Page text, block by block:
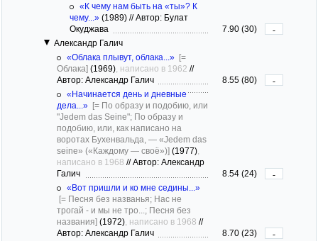
«К чему нам быть на «ты»? К
чему...» (1989) //Автор: Булат
Окуджава
7.90 (30)
-
Александр Галич
«Облака плывут, облака...» [=
Облака] (1969) , написано в 1962 //
Автор: Александр Галич
8.55 (80)
-
«Начинается день и дневные
дела...» [= По образу и подобию, или
"Jedem das Seine"; По образу и
подобию, или, как написано на
воротах Бухенвальда, — «Jedem das
seine» («Каждому — своё»)] (1977)
написано в 1968 //Автор: Александр
Галич
8.54 (24)
-
«Вот пришли и ко мне седины...»
[= Песня без названья; Нас не
трогай - и мы не тро...; Песня без
названия] (1972) , написано в 1968 //
Автор: Александр Галич
8.70 (23)
-